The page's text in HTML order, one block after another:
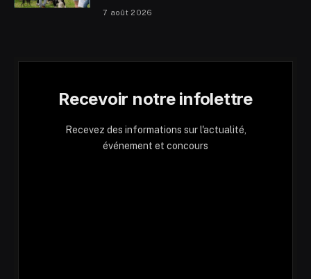
7 août 2026
Recevoir notre infolettre
Recevez des informations sur l'actualité,
événement et concours